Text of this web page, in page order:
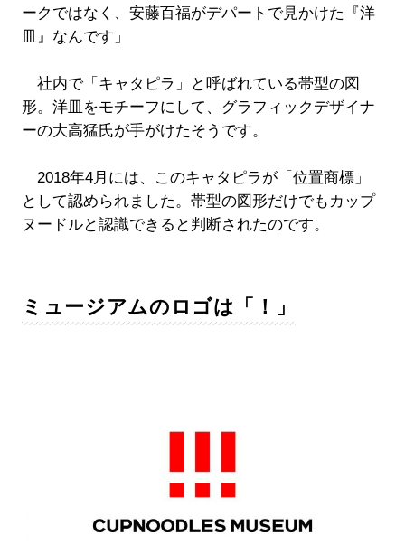
ークではなく、安藤百福がデパートで見かけた『洋
皿』なんです」
社内で「キャタピラ」と呼ばれている帯型の図
形。洋皿をモチーフにして、グラフィックデザイナ
ーの大高猛氏が手がけたそうです。
2018年4月には、このキャタピラが「位置商標」
として認められました。帯型の図形だけでもカップ
ヌードルと認識できると判断されたのです。
ミュージアムのロゴは「！」